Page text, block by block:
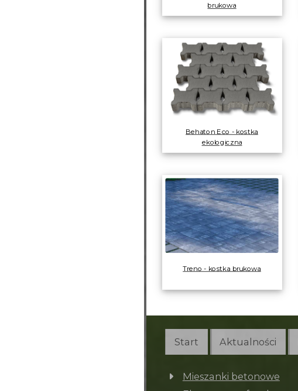
brukowa
Behaton Eco - kostka
ekologiczna
Treno - kostka brukowa
Start Aktualności
Mieszanki betonowe